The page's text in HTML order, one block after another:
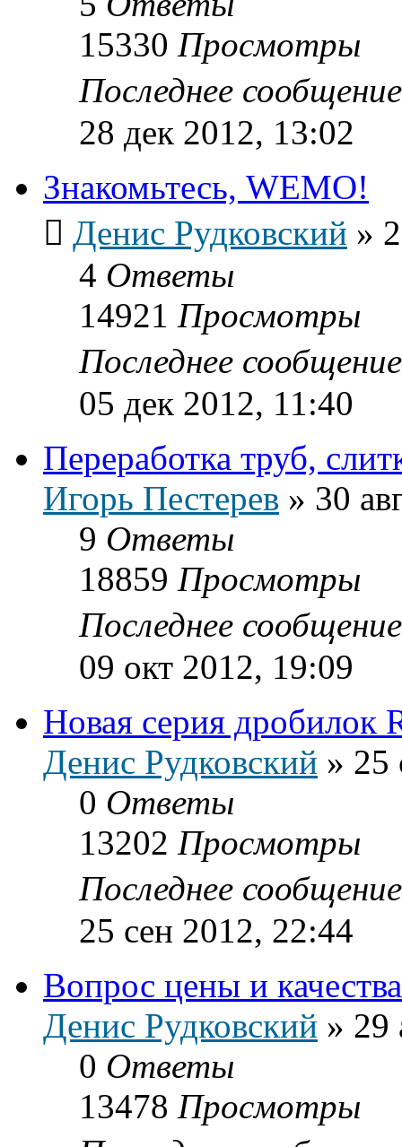
15330 Просмотры
Последнее
28 дек 2012, 13:02
Знакомьтесь, WEMO!
Денис Рудковский »
4 Ответы
14921 Просмотры
Последнее
05 дек 2012, 11:40
Переработка труб,
Игорь Пестерев » 30
9 Ответы
18859 Просмотры
Последнее
09 окт 2012, 19:09
Новая серия дробилок
Денис Рудковский » 25
0 Ответы
13202 Просмотры
Последнее
25 сен 2012, 22:44
Вопрос цены и качества
Денис Рудковский » 29
0 Ответы
13478 Просмотры